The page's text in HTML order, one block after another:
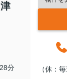
分
（休：